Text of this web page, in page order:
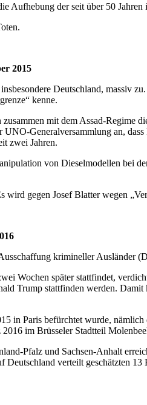
Aufhebung der seit über 50
2015
Deutschland, massiv
kenne.
mit dem Assad-Regime
Generalversammlung an, dass
zwei Jahren.
von Dieselmodellen bei
gegen Josef Blatter wegen
krimineller Ausländer
Wochen später stattfindet,
Trump stattfinden werden.
in Paris befürchtet wurde,
im Brüsseler Stadtteil
Pfalz und Sachsen-Anhalt
verteilt geschätzten